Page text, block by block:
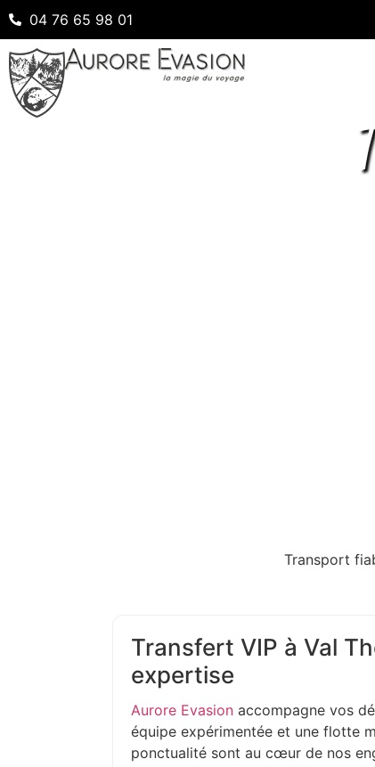
04 76 65 98 01
Transport
Transfert VIP à Val
expertise
Aurore Evasion accompagne vos
équipe expérimentée et une flotte
ponctualité sont au cœur de nos